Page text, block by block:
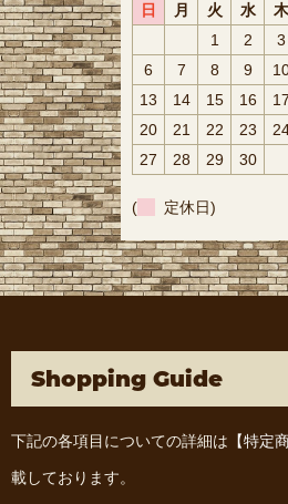
日 月 火 水 木
1
2 3
6
7 8 9
13
14 15 16 17
20
21 22 23
27
28 29 30
( 定休日)
Shopping Guide
下記の各項目についての詳細は 【特定
載しております。